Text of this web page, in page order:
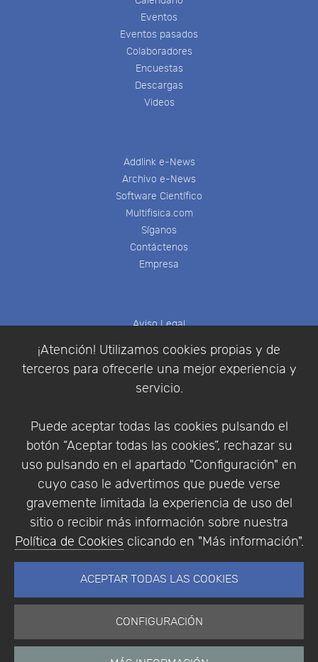
¡Atención! Utilizamos cookies propias y de
terceros para ofrecerle una mejor experiencia y
servicio.
Puede aceptar todas las cookies pulsando el
botón “Aceptar todas las cookies”, rechazar su
uso pulsando en el apartado "Configuración" en
cuyo caso le advertimos que puede verse
gravemente limitada la experiencia de uso del
sitio o recibir más información sobre nuestra
Política de Cookies clicando en "Más información".
ACEPTAR TODAS LAS COOKIES
CONFIGURACIÓN
Eventos
Eventos pasados
Colaboradores
Encuestas
Descargas
Videos
Addlink e-News
Archivo e-News
Software Científico
Multifisica.com
Síganos
Contáctenos
Empresa
Aviso Legal
Política de Privacidad
Condiciones de compra
Identificarse
Empresa|Aviso Legal| Política de Privacidad |
Política de Cookies
© Copyright 1994 - 2026. Addlink Software
Científico, S.L.
Portugal.